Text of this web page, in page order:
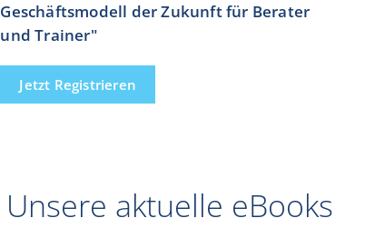
Geschäftsmodell der Zukunft für Berater
und Trainer"
Jetzt Registrieren
Unsere aktuelle eBooks